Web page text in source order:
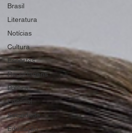
Brasil
Literatura
Notícias
Cultura
Esportes
Reportagens
Política
Editorial
Sociedade
Educação